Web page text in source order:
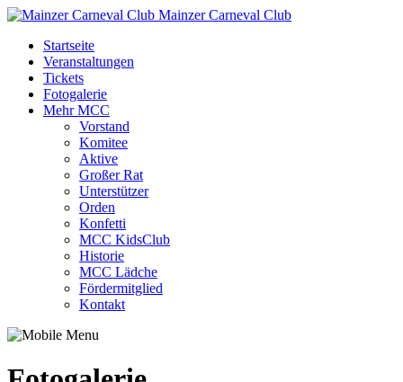
Mainzer Carneval Club
Startseite
Veranstaltungen
Tickets
Fotogalerie
Mehr MCC
Vorstand
Komitee
Aktive
Großer Rat
Unterstützer
Orden
Konfetti
MCC KidsClub
Historie
MCC Lädche
Fördermitglied
Kontakt